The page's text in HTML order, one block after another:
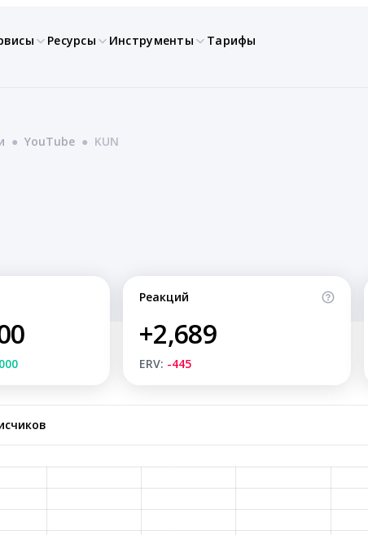
Ресурсы Инструменты Тарифы
● YouTube ● KUN
Реакций
+2,689
ERV: -445